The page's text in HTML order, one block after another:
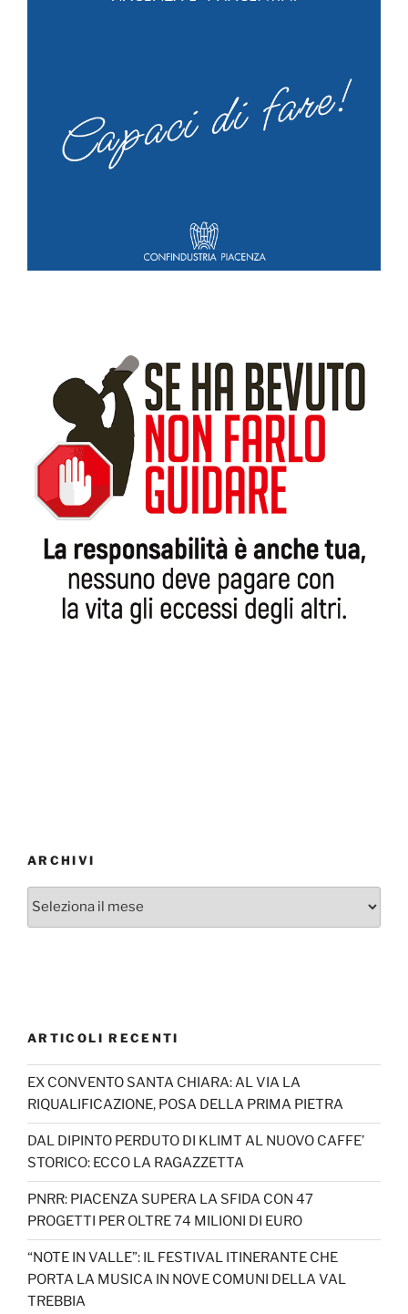
ARCHIVI
Archivi
ARTICOLI RECENTI
EX CONVENTO SANTA CHIARA: AL VIA LA
RIQUALIFICAZIONE, POSA DELLA PRIMA PIETRA
DAL DIPINTO PERDUTO DI KLIMT AL NUOVO CAFFE’
STORICO: ECCO LA RAGAZZETTA
PNRR: PIACENZA SUPERA LA SFIDA CON 47
PROGETTI PER OLTRE 74 MILIONI DI EURO
“NOTE IN VALLE”: IL FESTIVAL ITINERANTE CHE
PORTA LA MUSICA IN NOVE COMUNI DELLA VAL
TREBBIA